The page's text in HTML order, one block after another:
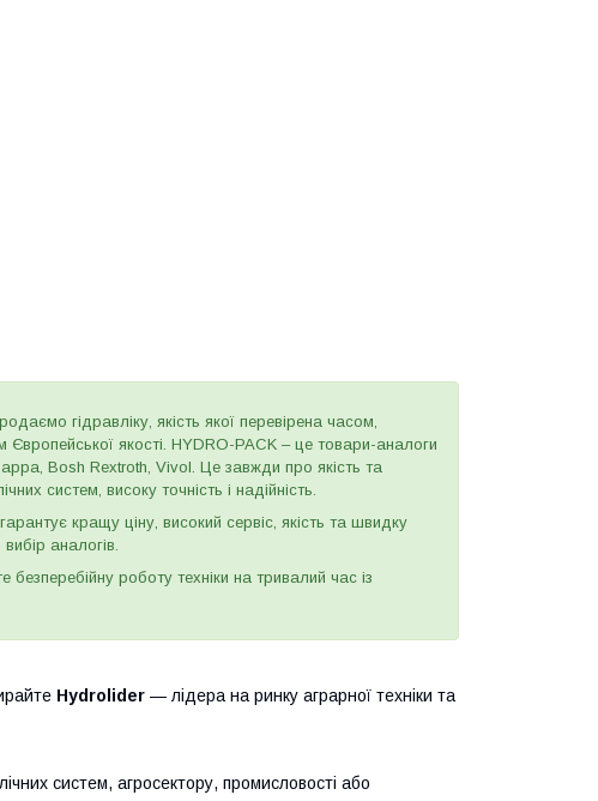
гідравліку, якість якої перевірена часом,
Європейської якості. HYDRO-PACK – це товари-аналоги
Bosh Rextroth, Vivol. Це завжди про якість та
систем, високу точність і надійність.
гарантує кращу ціну, високий сервіс, якість та швидку
аналогів.
роботу техніки на тривалий час із
Hydrolider — лідера на ринку аграрної техніки та
систем, агросектору, промисловості або